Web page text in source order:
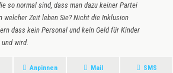
so normal sind, dass man dazu keiner Partei
welcher Zeit leben Sie? Nicht die Inklusion
dass kein Personal und kein Geld für Kinder
wird.
Anpinnen Mail SMS